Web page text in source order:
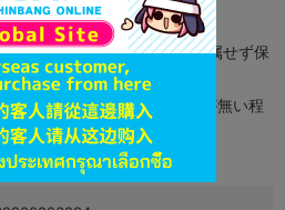
象外となります。
などのメモリーカードは付属せず保
ズに関しまして再生に支障が無い程
ます。